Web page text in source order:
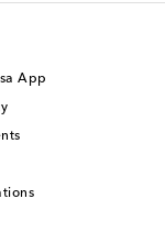
App